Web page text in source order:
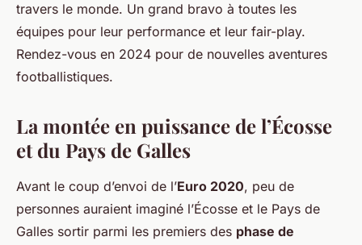
travers le monde. Un grand bravo à toutes les
équipes pour leur performance et leur fair-play.
Rendez-vous en 2024 pour de nouvelles aventures
footballistiques.
La montée en puissance de l’Écosse
et du Pays de Galles
Avant le coup d’envoi de l’Euro 2020, peu de
personnes auraient imaginé l’Écosse et le Pays de
Galles sortir parmi les premiers des phase de